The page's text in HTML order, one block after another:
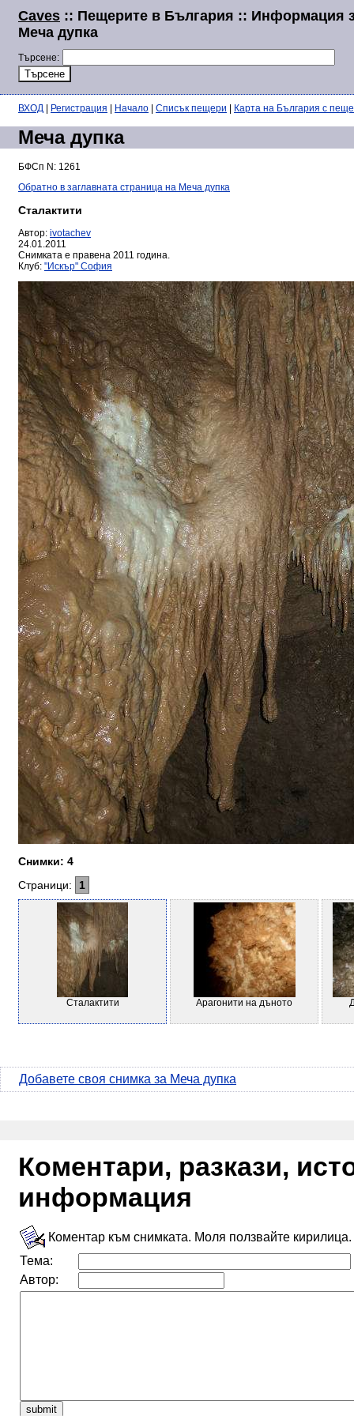
Caves :: Пещерите в България :: Информация
Меча дупка
Търсене:
ВХОД Регистрация Начало Списък пещери Карта на България с
Меча дупка
БФСп N: 1261
Обратно в заглавната страница на Меча дупка
Сталактити
Автор: ivotachev
24.01.2011
Снимката е правена 2011 година.
Клуб: "Искър" София
Снимки: 4
Страници:
1
Сталактити Арагонити на дъното
Добавете своя снимка за Меча дупка
Коментари, разкази,
информация
Коментар към снимката. Моля ползвайте кирилица.
Тема:
Автор: